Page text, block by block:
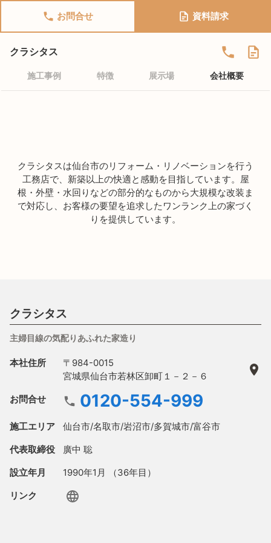
お問合せ 資料請求
クラシタス
施工事例 特徴 展示場 会社概要
クラシタスは仙台市のリフォーム・リノベーションを行う
工務店で、新築以上の快適と感動を目指しています。屋
根・外壁・水回りなどの部分的なものから大規模な改装ま
で対応し、お客様の要望を追求したワンランク上の家づく
りを提供しています。
クラシタス
主婦目線の気配りあふれた家造り
本社住所
〒984-0015
宮城県仙台市若林区卸町１－２－６
お問合せ 0120-554-999
施工エリア 仙台市/名取市/岩沼市/多賀城市/富谷市
代表取締役 廣中 聡
設立年月 1990年1月 （36年目）
リンク